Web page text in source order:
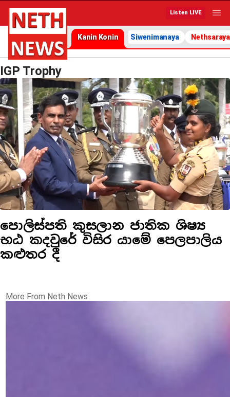
Listen LIVE
Kanin Konin Siwenimanaya Nethsaraya
IGP Trophy
පොලිස්පති කුසලාන ජාතික ශිෂ්‍ය
භඨ කදවුරේ විසිර යාමේ පෙලපාලිය
කළුතර දී
More From Neth News